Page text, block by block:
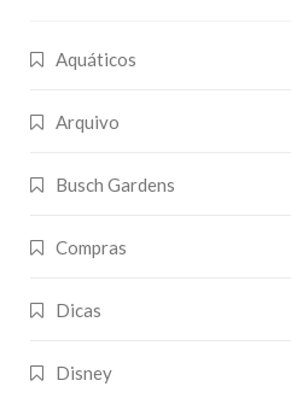
Aquáticos
Arquivo
Busch Gardens
Compras
Dicas
Disney